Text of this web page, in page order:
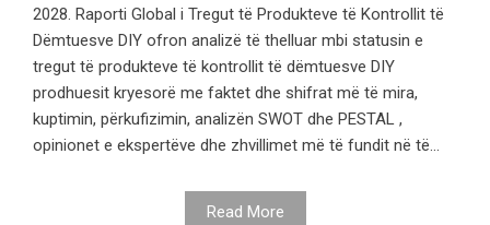
2028. Raporti Global i Tregut të Produkteve të Kontrollit të
Dëmtuesve DIY ofron analizë të thelluar mbi statusin e
tregut të produkteve të kontrollit të dëmtuesve DIY
prodhuesit kryesorë me faktet dhe shifrat më të mira,
kuptimin, përkufizimin, analizën SWOT dhe PESTAL ,
opinionet e ekspertëve dhe zhvillimet më të fundit në të...
Read More